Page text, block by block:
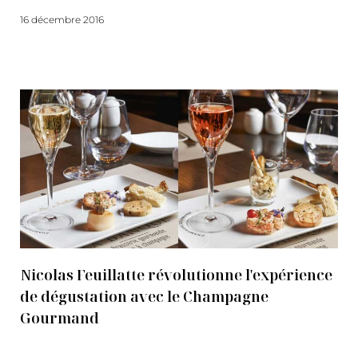
16 décembre 2016
Nicolas Feuillatte révolutionne l'expérience
de dégustation avec le Champagne
Gourmand